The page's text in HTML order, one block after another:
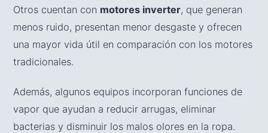
Otros cuentan con motores inverter, que generan
menos ruido, presentan menor desgaste y ofrecen
una mayor vida útil en comparación con los motores
tradicionales.
Además, algunos equipos incorporan funciones de
vapor que ayudan a reducir arrugas, eliminar
bacterias y disminuir los malos olores en la ropa.